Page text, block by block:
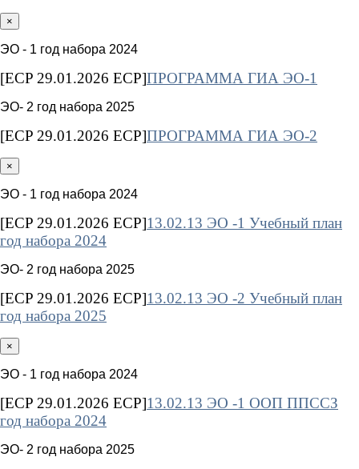
×
ЭО - 1 год набора 2024
[ECP 29.01.2026 ECP]ПРОГРАММА ГИА ЭО-1
ЭО- 2 год набора 2025
[ECP 29.01.2026 ECP]ПРОГРАММА ГИА ЭО-2
×
ЭО - 1 год набора 2024
[ECP 29.01.2026 ECP]13.02.13 ЭО -1 Учебный план
год набора 2024
ЭО- 2 год набора 2025
[ECP 29.01.2026 ECP]13.02.13 ЭО -2 Учебный план
год набора 2025
×
ЭО - 1 год набора 2024
[ECP 29.01.2026 ECP]13.02.13 ЭО -1 ООП ППССЗ
год набора 2024
ЭО- 2 год набора 2025